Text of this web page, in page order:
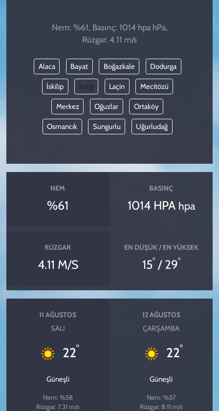
Nem: %61, Basınç: 1014 hpa hPa,
Rüzgar: 4.11 m/s
Alaca Bayat Boğazkale Dodurga
İskilip Kargı Laçin Mecitözü
Merkez Oğuzlar Ortaköy
Osmancık Sungurlu Uğurludağ
NEM
%61
BASINÇ
1014 HPA hpa
RÜZGAR
4.11 M/S
EN DÜŞÜK / EN YÜKSEK
15°/ 29°
11 AĞUSTOS
SALI
22°
Güneşli
Nem: %58
Rüzgar: 7.31 m/s
12 AĞUSTOS
ÇARŞAMBA
22°
Güneşli
Nem: %57
Rüzgar: 8.11 m/s